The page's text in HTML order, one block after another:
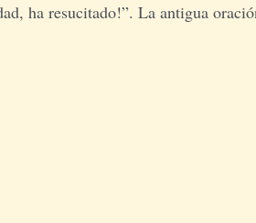
ha resucitado!”. La antigua